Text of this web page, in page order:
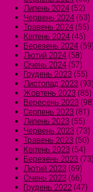
Липень 2024 (52)
Червень 2024 (63)
Травень 2024 (55)
Квітень 2024 (45)
Березень 2024 (59)
Лютий 2024 (58)
Січень 2024 (57)
Грудень 2023 (55)
Листопад 2023 (93)
Жовтень 2023 (85)
Вересень 2023
Серпень 2023 (81)
Липень 2023 (55)
Червень 2023 (73)
Травень 2023 (50)
Квітень 2023 (54)
Березень 2023 (73)
Лютий 2023 (69)
Січень 2023 (66)
Грудень 2022 (47)